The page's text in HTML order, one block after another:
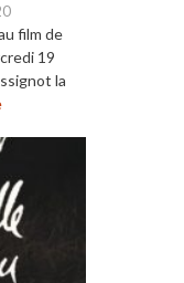
film de
19
la